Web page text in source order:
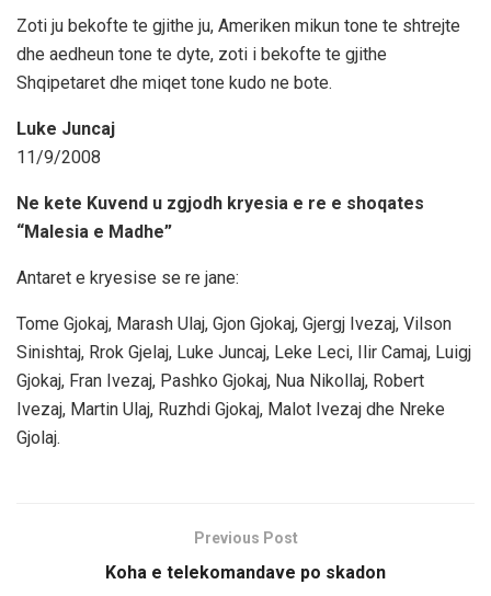
Zoti ju bekofte te gjithe ju, Ameriken mikun tone te shtrejte
dhe aedheun tone te dyte, zoti i bekofte te gjithe
Shqipetaret dhe miqet tone kudo ne bote.
Luke Juncaj
11/9/2008
Ne kete Kuvend u zgjodh kryesia e re e shoqates
“Malesia e Madhe”
Antaret e kryesise se re jane:
Tome Gjokaj, Marash Ulaj, Gjon Gjokaj, Gjergj Ivezaj, Vilson
Sinishtaj, Rrok Gjelaj, Luke Juncaj, Leke Leci, Ilir Camaj, Luigj
Gjokaj, Fran Ivezaj, Pashko Gjokaj, Nua Nikollaj, Robert
Ivezaj, Martin Ulaj, Ruzhdi Gjokaj, Malot Ivezaj dhe Nreke
Gjolaj.
Previous Post
Koha e telekomandave po skadon